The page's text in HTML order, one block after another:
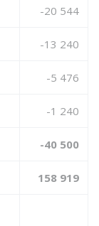
-20 544
-13 240
-5 476
-1 240
-40 500
158 919